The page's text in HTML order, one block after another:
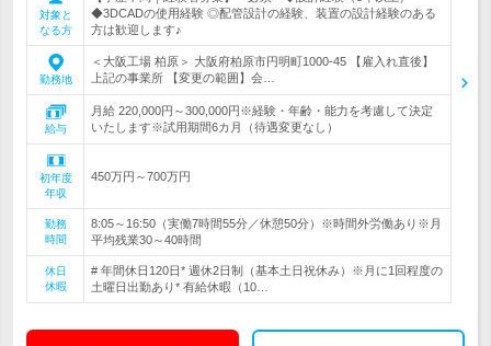
対象と
なる方
◆3DCADの使用経験 ◎配管設計の経験、装置の設計経験のある
方は歓迎します♪
勤務地
＜大阪工場 柏原＞ 大阪府柏原市円明町1000-45 【雇入れ直後】
上記の事業所 【変更の範囲】会…
給与
月給 220,000円～300,000円※経験・年齢・能力を考慮して決定
いたします※試用期間6カ月（待遇変更なし）
初年度
年収
450万円～700万円
勤務
時間
8:05～16:50（実働7時間55分／休憩50分）※時間外労働あり※月
平均残業30～40時間
休日
休暇
# 年間休日120日* 週休2日制（基本土日祝休み）※月に1回程度の
土曜日出勤あり* 有給休暇（10…